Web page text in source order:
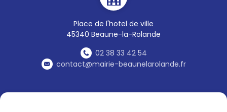
Place de l'hotel de ville
45340 Beaune-la-Rolande
02 38 33 42 54
contact@mairie-beaunelarolande.fr